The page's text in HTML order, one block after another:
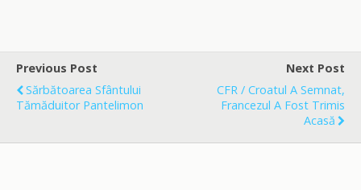
b
o
o
k
l
e
Previous Post
Sărbătoarea Sfântului
Tămăduitor Pantelimon
Next Post
CFR / Croatul A Semnat,
Francezul A Fost Trimis
Acasă